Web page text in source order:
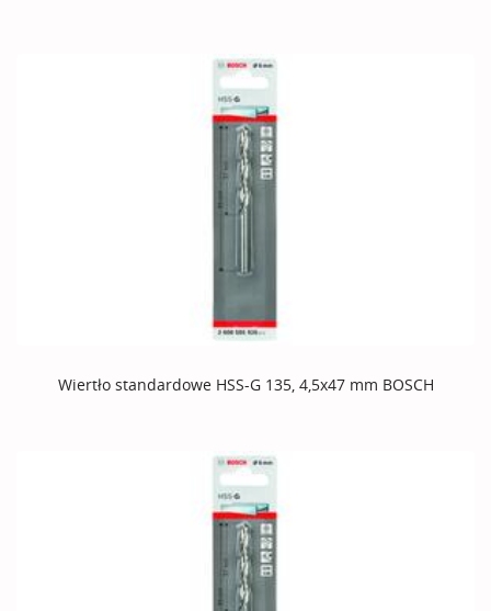
Wiertło standardowe HSS-G 135, 4,5x47 mm BOSCH